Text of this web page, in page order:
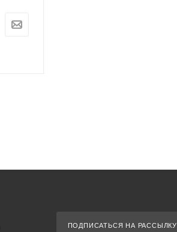
ПОДПИСАТЬСЯ НА РАССЫЛКУ